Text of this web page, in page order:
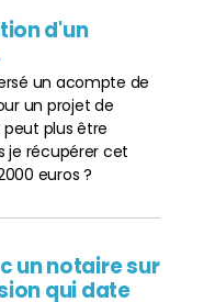
d'un
un acompte de
un projet de
plus être
je récupérer cet
euros ?
un notaire sur
qui date